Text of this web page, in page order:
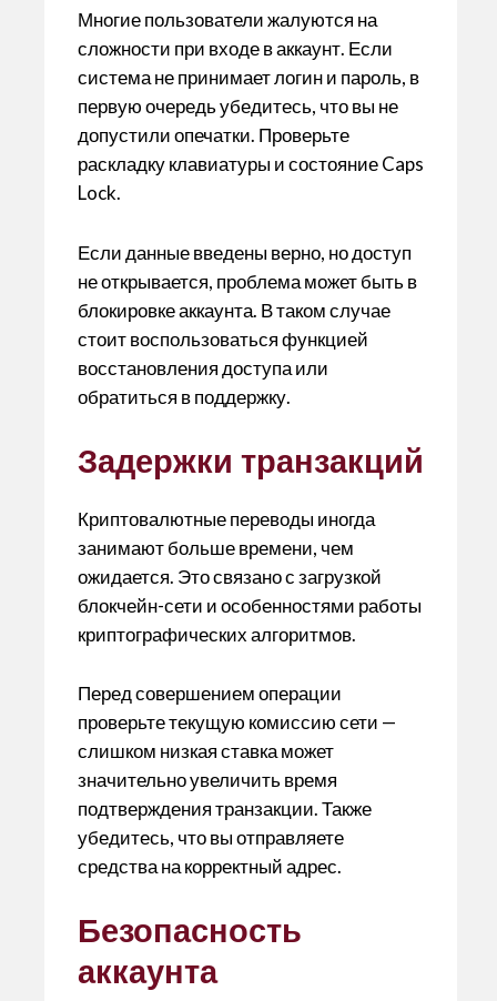
Многие пользователи жалуются на
сложности при входе в аккаунт. Если
система не принимает логин и пароль, в
первую очередь убедитесь, что вы не
допустили опечатки. Проверьте
раскладку клавиатуры и состояние Caps
Lock.
Если данные введены верно, но доступ
не открывается, проблема может быть в
блокировке аккаунта. В таком случае
стоит воспользоваться функцией
восстановления доступа или
обратиться в поддержку.
Задержки транзакций
Криптовалютные переводы иногда
занимают больше времени, чем
ожидается. Это связано с загрузкой
блокчейн-сети и особенностями работы
криптографических алгоритмов.
Перед совершением операции
проверьте текущую комиссию сети —
слишком низкая ставка может
значительно увеличить время
подтверждения транзакции. Также
убедитесь, что вы отправляете
средства на корректный адрес.
Безопасность
аккаунта